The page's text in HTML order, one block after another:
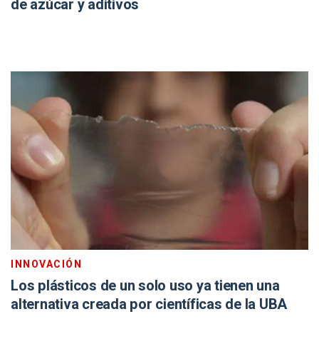
de azúcar y aditivos
INNOVACIÓN
Los plásticos de un solo uso ya tienen una
alternativa creada por científicas de la UBA